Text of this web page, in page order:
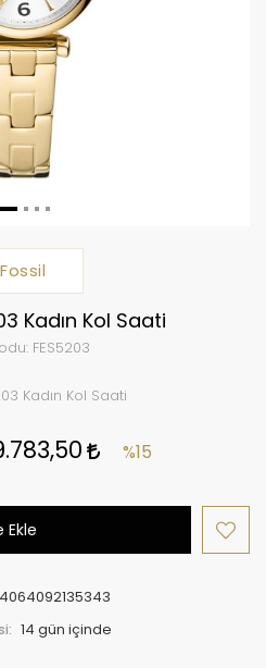
Fossil
Kadın Kol Saati
FES5203
Kadın Kol Saati
%15
Ekle
4064092135343